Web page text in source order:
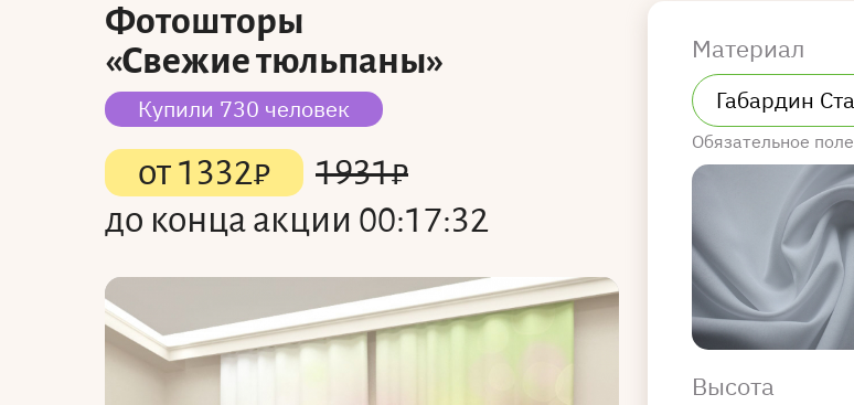
Фотошторы
«Свежие тюльпаны»
Купили 730 человек
от1332₽ 1931₽
до конца акции 00:17:31
Материал
Обязательное поле
Высота